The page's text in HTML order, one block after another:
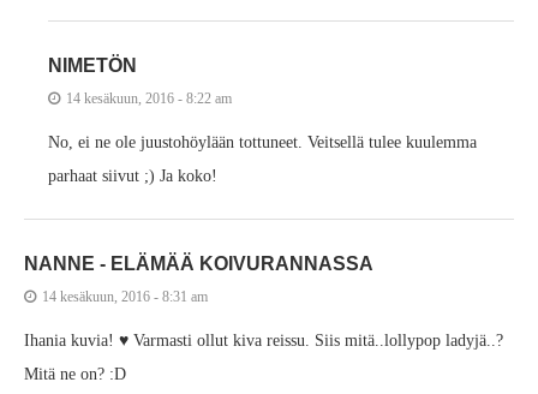
NIMETÖN
14 kesäkuun, 2016 - 8:22 am
No, ei ne ole juustohöylään tottuneet. Veitsellä tulee kuulemma
parhaat siivut ;) Ja koko!
NANNE - ELÄMÄÄ KOIVURANNASSA
14 kesäkuun, 2016 - 8:31 am
Ihania kuvia! ♥ Varmasti ollut kiva reissu. Siis mitä..lollypop ladyjä..?
Mitä ne on? :D